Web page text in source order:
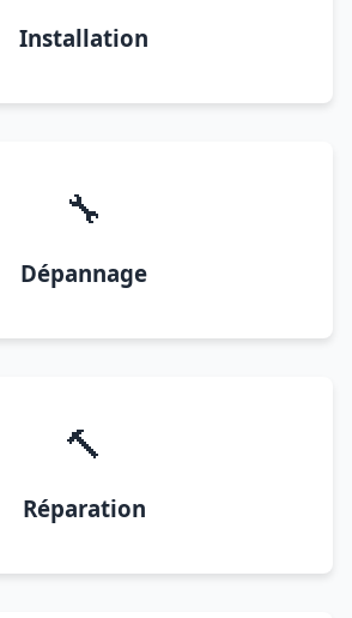
Installation
🔧
Dépannage
🔨
Réparation